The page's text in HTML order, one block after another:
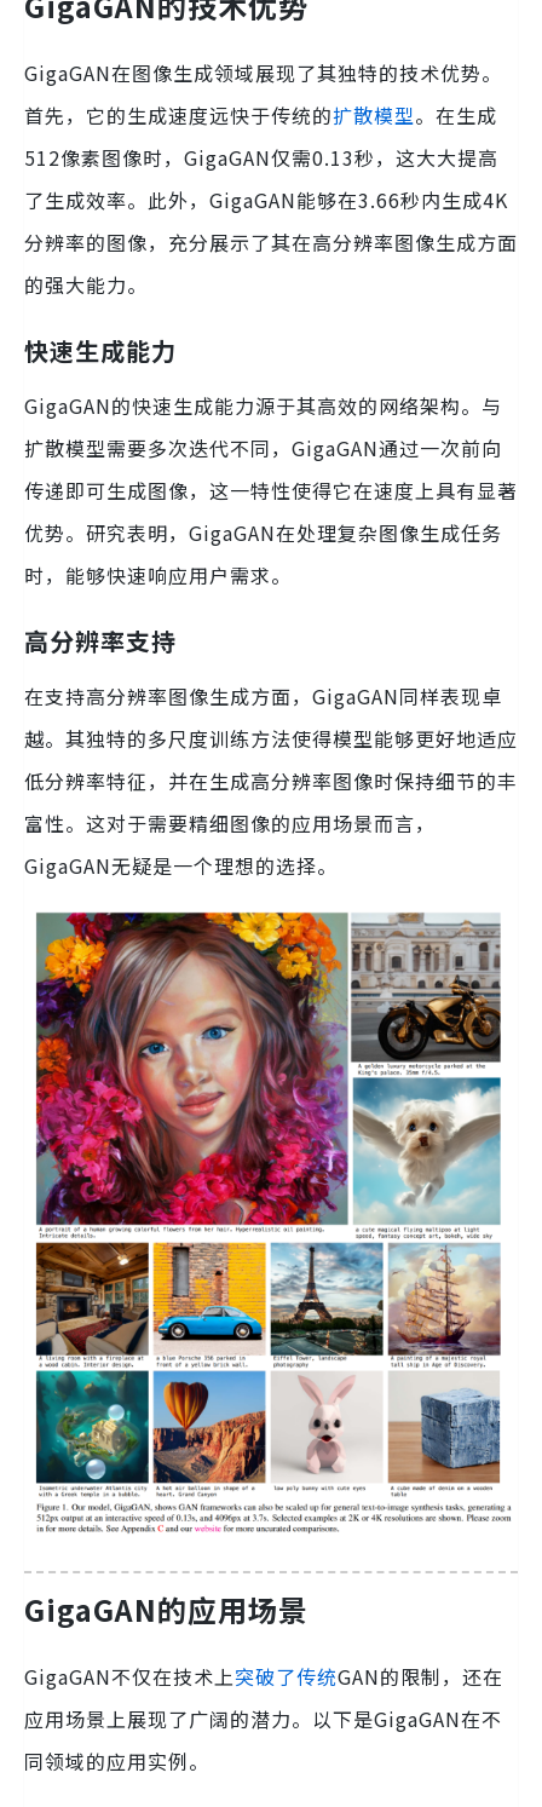
GigaGAN在图像生成领域展现了其独特的技术优势。
首先，它的生成速度远快于传统的扩散模型。在生成
512像素图像时，GigaGAN仅需0.13秒，这大大提高
了生成效率。此外，GigaGAN能够在3.66秒内生成4K
分辨率的图像，充分展示了其在高分辨率图像生成方面
的强大能力。
快速生成能力
GigaGAN的快速生成能力源于其高效的网络架构。与
扩散模型需要多次迭代不同，GigaGAN通过一次前向
传递即可生成图像，这一特性使得它在速度上具有显著
优势。研究表明，GigaGAN在处理复杂图像生成任务
时，能够快速响应用户需求。
高分辨率支持
在支持高分辨率图像生成方面，GigaGAN同样表现卓
越。其独特的多尺度训练方法使得模型能够更好地适应
低分辨率特征，并在生成高分辨率图像时保持细节的丰
富性。这对于需要精细图像的应用场景而言，
GigaGAN无疑是一个理想的选择。
GigaGAN的应用场景
GigaGAN不仅在技术上突破了传统GAN的限制，还在
应用场景上展现了广阔的潜力。以下是GigaGAN在不
同领域的应用实例。